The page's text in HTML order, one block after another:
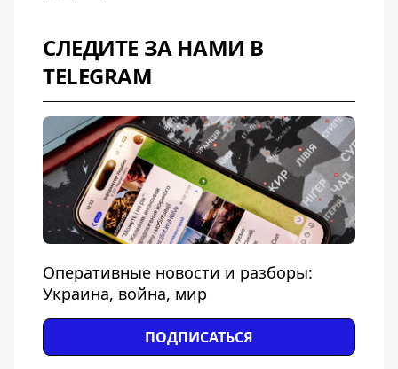
СЛЕДИТЕ ЗА НАМИ В
TELEGRAM
Оперативные новости и разборы:
Украина, война, мир
ПОДПИСАТЬСЯ